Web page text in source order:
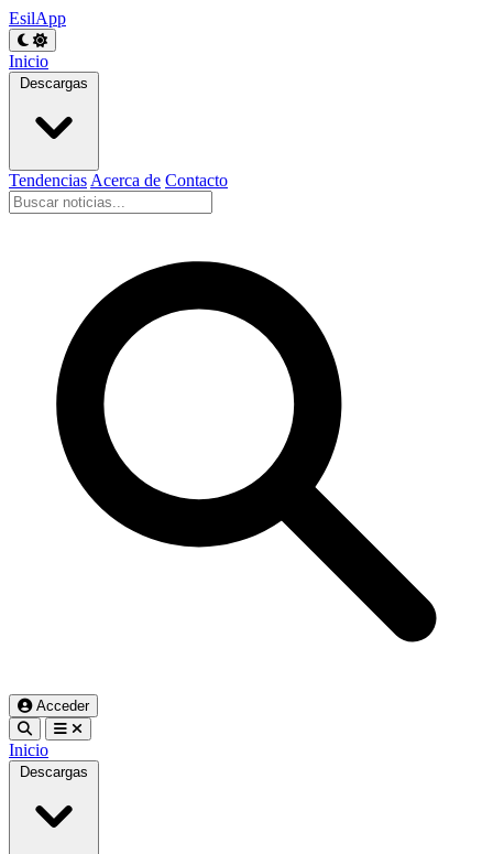
EsilApp
Inicio
Descargas
Tendencias Acerca de Contacto
Acceder
Inicio
Descargas